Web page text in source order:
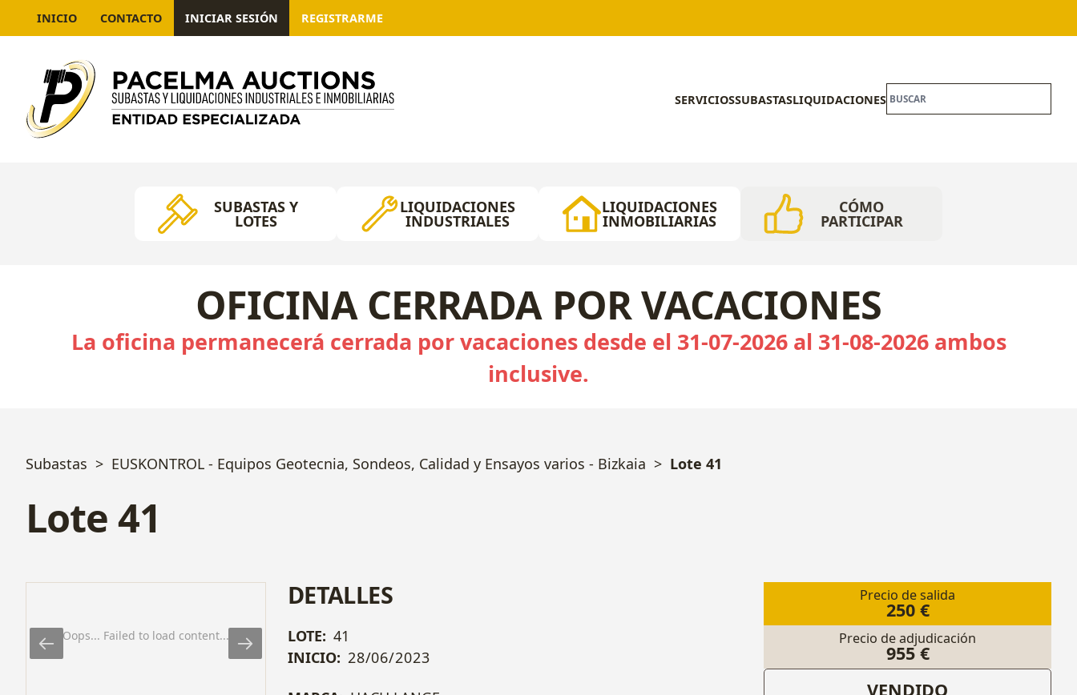
INICIO CONTACTO INICIAR SESIÓN REGISTRARME
SERVICIOSSUBASTASLIQUIDACIONES
SUBASTAS Y
LOTES
LIQUIDACIONES
INDUSTRIALES
LIQUIDACIONES
INMOBILIARIAS
CÓMO
PARTICIPAR
OFICINA CERRADA POR VACACIONES
La oficina permanecerá cerrada por vacaciones desde el 31-07-2026 al 31-08-2026 ambos
inclusive.
Subastas EUSKONTROL - Equipos Geotecnia, Sondeos, Calidad y Ensayos varios - Bizkaia Lote 41
Lote 41
Oops... Failed to load content...
Precio de salida
250 €
Precio de adjudicación
955 €
VENDIDO
DETALLES
LOTE: 41
INICIO: 28/06/2023